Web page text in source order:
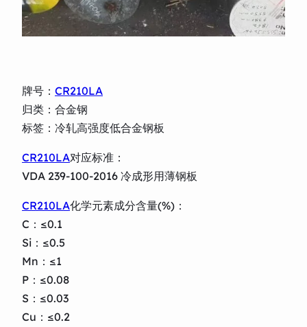
牌号： CR210LA
归类：合金钢
标签：冷轧高强度低合金钢板
CR210LA对应标准：
VDA 239-100-2016 冷成形用薄钢板
CR210LA化学元素成分含量(%)：
C：≤0.1
Si：≤0.5
Mn：≤1
P：≤0.08
S：≤0.03
Cu：≤0.2